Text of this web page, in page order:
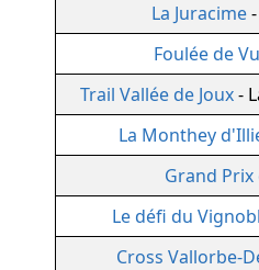
La Juracime-
Foulée de
Trail Vallée de Joux-
La Monthey
Grand Prix
Le défi du
Cross Vallorbe-